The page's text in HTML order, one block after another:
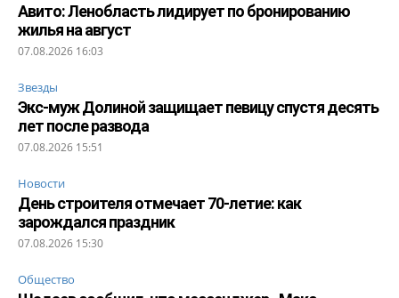
Авито: Ленобласть лидирует по бронированию
жилья на август
07.08.2026 16:03
Звезды
Экс-муж Долиной защищает певицу спустя десять
лет после развода
07.08.2026 15:51
Новости
День строителя отмечает 70-летие: как
зарождался праздник
07.08.2026 15:30
Общество